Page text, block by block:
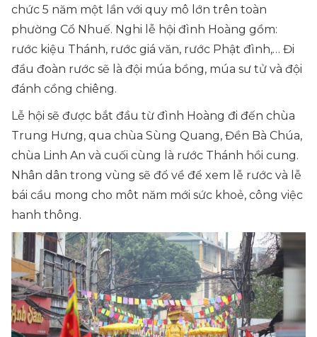
chức 5 năm một lần với quy mô lớn trên toàn
phường Cổ Nhuế. Nghi lễ hội đình Hoàng gồm:
rước kiệu Thánh, rước giá văn, rước Phật đình,… Đi
đầu đoàn rước sẽ là đội múa bồng, múa sư tử và đội
đánh cồng chiêng.
Lễ hội sẽ được bắt đầu từ đình Hoàng đi đến chùa
Trung Hưng, qua chùa Sùng Quang, Đền Bà Chúa,
chùa Linh An và cuối cùng là rước Thánh hồi cung.
Nhân dân trong vùng sẽ đổ về để xem lễ rước và lễ
bái cầu mong cho môt năm mới sức khoẻ, công việc
hanh thông.